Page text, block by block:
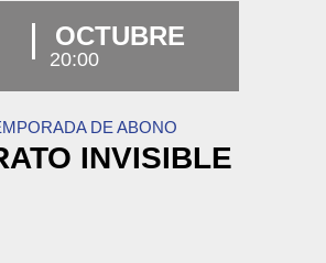
OCTUBRE
20:00
DE ABONO
INVISIBLE